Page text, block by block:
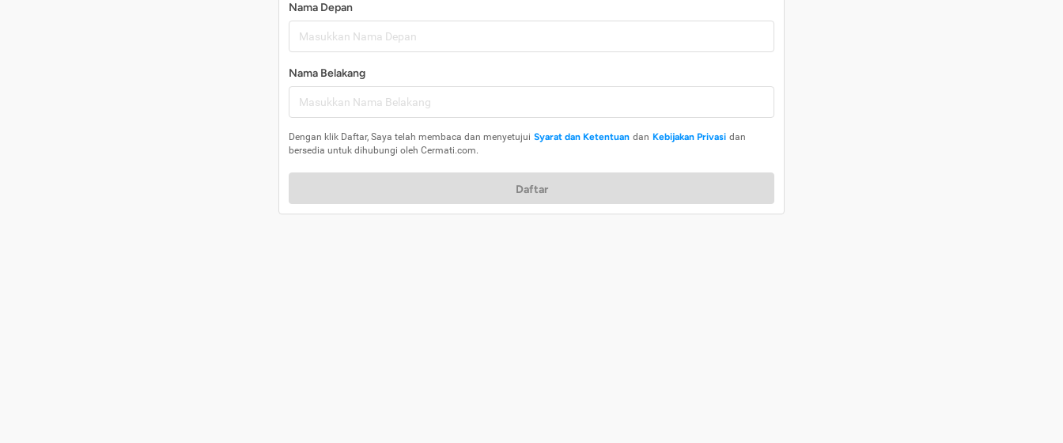
Nama Depan
Nama Belakang
Dengan klik Daftar, Saya telah membaca dan menyetujui Syarat dan Ketentuan dan Kebijakan Privasi dan
bersedia untuk dihubungi oleh Cermati.com.
Daftar